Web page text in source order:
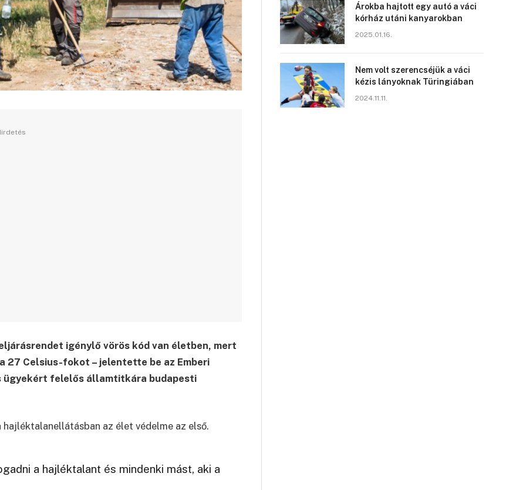
igénylő vörös kód van életben, mert
27 Celsius-fokot – jelentette be az Emberi
ügyekért felelős államtitkára budapesti
az élet védelme az első.
a hajléktalant és mindenki mást, aki a
Árokba hajtott egy autó a váci
kórház utáni kanyarokban
2025.01.16.
Nem volt szerencséjük a váci
kézis lányoknak Türingiában
2024.11.11.